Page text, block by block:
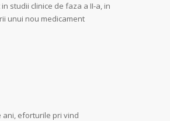
studii clinice de faza a II-a, in
unui nou medicament
ani, eforturile pri vind